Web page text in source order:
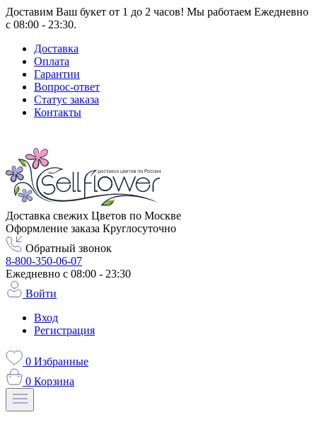
Доставим Ваш букет от 1 до 2 часов! Мы работаем Ежедневно
с 08:00 - 23:30.
Доставка
Оплата
Гарантии
Вопрос-ответ
Статус заказа
Контакты
Доставка свежих Цветов по Москве
Оформление заказа Круглосуточно
Обратный звонок
8-800-350-06-07
Ежедневно с 08:00 - 23:30
Войти
Вход
Регистрация
0 Избранные
0 Корзина